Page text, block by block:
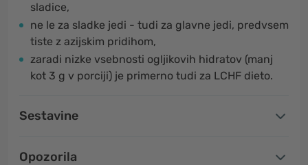
sladice,
ne le za sladke jedi - tudi za glavne jedi, predvsem
tiste z azijskim pridihom,
zaradi nizke vsebnosti ogljikovih hidratov (manj
kot 3 g v porciji) je primerno tudi za LCHF dieto.
Sestavine
Opozorila